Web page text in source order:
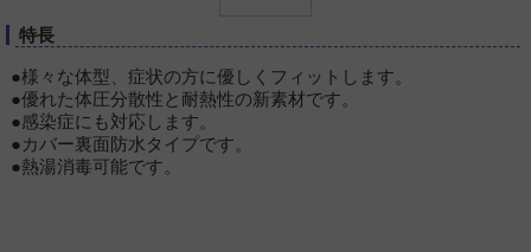
特長
●様々な体型、症状の方に優しくフィットします。
●優れた体圧分散性と耐熱性の新素材です。
●感染症にも対応します。
●カバー裏面防水タイプです。
●熱湯消毒可能です。